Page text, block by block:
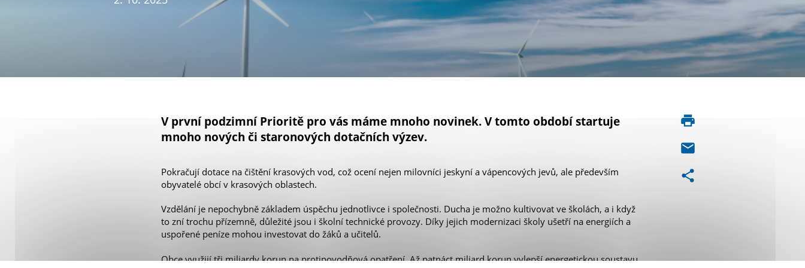
V první podzimní Prioritě pro vás máme mnoho novinek. V tomto období startuje
mnoho nových či staronových dotačních výzev.
Pokračují dotace na čištění krasových vod, což ocení nejen milovníci jeskyní a vápencových jevů, ale především
obyvatelé obcí v krasových oblastech.
Vzdělání je nepochybně základem úspěchu jednotlivce i společnosti. Ducha je možno kultivovat ve školách, a i když
to zní trochu přízemně, důležité jsou i školní technické provozy. Díky jejich modernizaci školy ušetří na energiích a
uspořené peníze mohou investovat do žáků a učitelů.
Obce využijí tři miliardy korun na protipovodňová opatření. Až patnáct miliard korun vylepší energetickou soustavu.